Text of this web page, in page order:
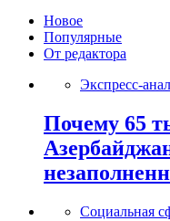
Новое
Популярные
От редактора
Экспресс-
Почему 65
Социальная